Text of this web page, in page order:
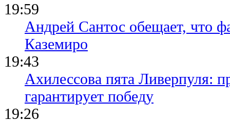
19:59
Андрей Сантос обещает, что
Каземиро
19:43
Ахилессова пята Ливерпуля:
гарантирует победу
19:26